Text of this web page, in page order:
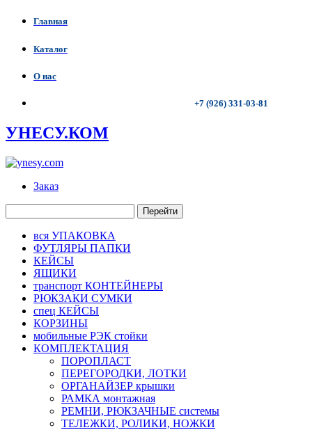
Главная
Каталог
О нас
+7 (926) 331-03-81
УНЕСУ.КОМ
Заказ
Перейти
вся УПАКОВКА
ФУТЛЯРЫ ПАПКИ
КЕЙСЫ
ЯЩИКИ
транспорт КОНТЕЙНЕРЫ
РЮКЗАКИ СУМКИ
спец КЕЙСЫ
КОРЗИНЫ
мобильные РЭК стойки
КОМПЛЕКТАЦИЯ
ПОРОПЛАСТ
ПЕРЕГОРОДКИ, ЛОТКИ
ОРГАНАЙЗЕР крышки
РАМКА монтажная
РЕМНИ, РЮКЗАЧНЫЕ системы
ТЕЛЕЖКИ, РОЛИКИ, НОЖКИ